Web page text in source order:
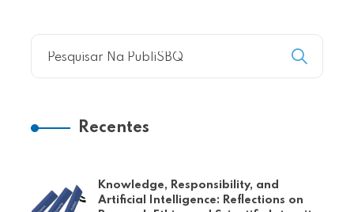
Recentes
Knowledge, Responsibility, and
Artificial Intelligence: Reflections on